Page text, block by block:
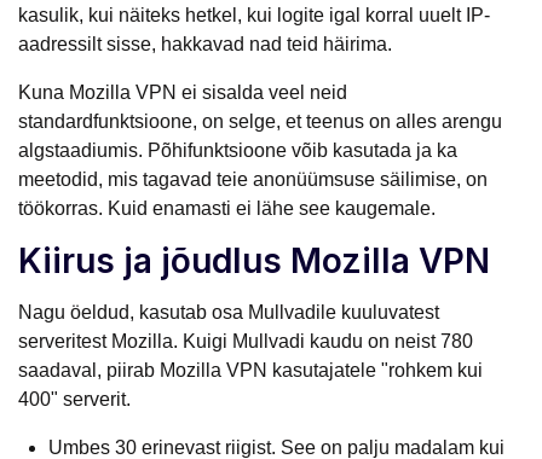
kasulik, kui näiteks hetkel, kui logite igal korral uuelt IP-
aadressilt sisse, hakkavad nad teid häirima.
Kuna Mozilla VPN ei sisalda veel neid
standardfunktsioone, on selge, et teenus on alles arengu
algstaadiumis. Põhifunktsioone võib kasutada ja ka
meetodid, mis tagavad teie anonüümsuse säilimise, on
töökorras. Kuid enamasti ei lähe see kaugemale.
Kiirus ja jõudlus Mozilla VPN
Nagu öeldud, kasutab osa Mullvadile kuuluvatest
serveritest Mozilla. Kuigi Mullvadi kaudu on neist 780
saadaval, piirab Mozilla VPN kasutajatele "rohkem kui
400" serverit.
Umbes 30 erinevast riigist. See on palju madalam kui